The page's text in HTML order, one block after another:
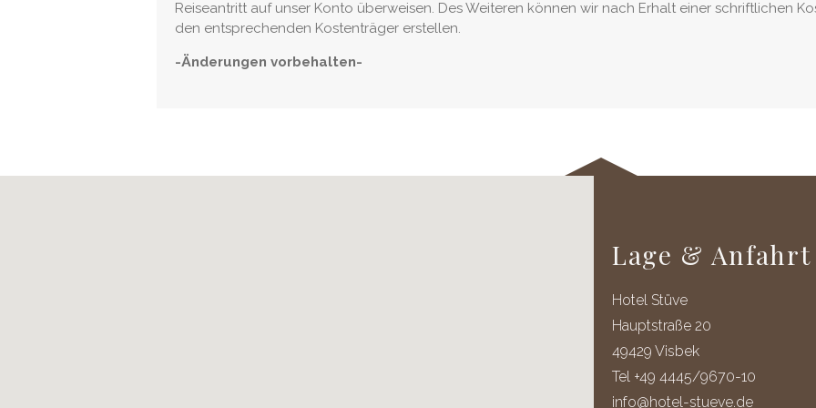
Reiseantritt auf unser Konto überweisen. Des Weiteren können wir nach Erhalt einer schriftlichen
den entsprechenden Kostenträger erstellen.
-Änderungen vorbehalten-
Lage & Anfahrt
Hotel Stüve
Hauptstraße 20
49429 Visbek
Tel +49 4445/9670-10
info@hotel-stueve.de